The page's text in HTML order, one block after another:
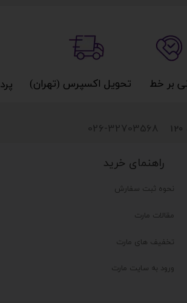
راهنمای خرید
نحوه ثبت سفارش
مقالات مارت
تخفیف های مارت
ورود به سایت مارت
026-32703568
تحویل اکسپرس (تهران)​​​​​​​ بر خط​​​​​​​